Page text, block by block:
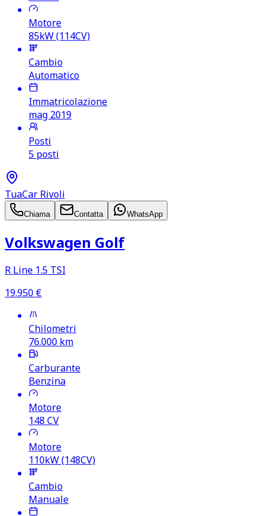
Motore
85kW (114CV)
Cambio
Automatico
Immatricolazione
mag 2019
Posti
5 posti
TuaCar Rivoli
Chiama Contatta WhatsApp
Volkswagen Golf
R Line 1.5 TSI
19.950 €
Chilometri
76.000 km
Carburante
Benzina
Motore
148 CV
Motore
110kW (148CV)
Cambio
Manuale